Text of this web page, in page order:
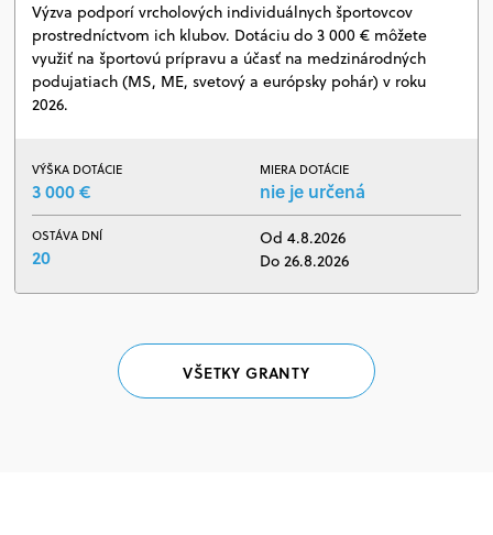
Výzva podporí vrcholových individuálnych športovcov
prostredníctvom ich klubov. Dotáciu do 3 000 € môžete
využiť na športovú prípravu a účasť na medzinárodných
podujatiach (MS, ME, svetový a európsky pohár) v roku
2026.
VÝŠKA DOTÁCIE
3 000 €
MIERA DOTÁCIE
nie je určená
OSTÁVA DNÍ
20
Od 4.8.2026
Do 26.8.2026
VŠETKY GRANTY